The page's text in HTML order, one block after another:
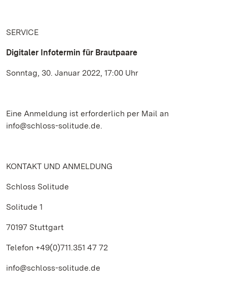
SERVICE
Digitaler Infotermin für Brautpaare
Sonntag, 30. Januar 2022, 17:00 Uhr
Eine Anmeldung ist erforderlich per Mail an
info@schloss-solitude.de.
KONTAKT UND ANMELDUNG
Schloss Solitude
Solitude 1
70197 Stuttgart
Telefon +49(0)711.351 47 72
info@schloss-solitude.de